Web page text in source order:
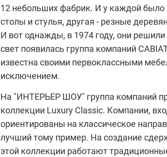
12 небольших фабрик. И у каждой было
столы и стулья, другая - резные
И вот однажды, в 1974 году, они
свет появилась группа компаний
известна своими первоклассными
исключением.
На "ИНТЕРЬЕР ШОУ" группа компаний
коллекции Luxury Classic. Компании,
ориентированы на классическое
лучший тому пример. На создание
этой коллекции работают